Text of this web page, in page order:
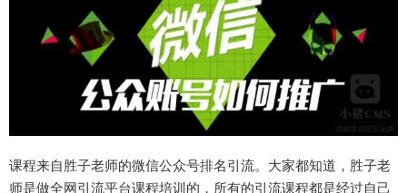
课程来自胜子老师的微信公众号排名引流。大家都知道，胜子老
师是做全网引流平台课程培训的，所有的引流课程都是经过自己